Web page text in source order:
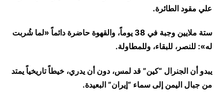
علي مقود الطائرة.
ستة ملايين وجبة في 38 يوماً، والقهوة حاضرة دائماً «لما شُربت
له»: للنصر، للبقاء، وللمطاولة.
​يبدو أن الجنرال “كين” قد لمس، دون أن يدري، خيطاً تاريخياً يمتد
من جبال اليمن إلى سماء “إيران” البعيدة.